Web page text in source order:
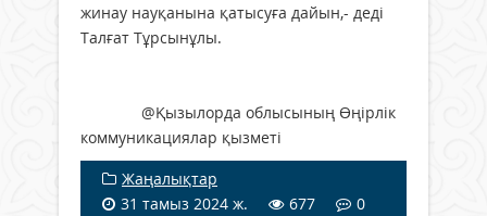
жинау науқанына қатысуға дайын,- деді
Талғат Тұрсынұлы.
@Қызылорда облысының Өңірлік
коммуникациялар қызметі
Жаңалықтар
31 тамыз 2024 ж.
677 0